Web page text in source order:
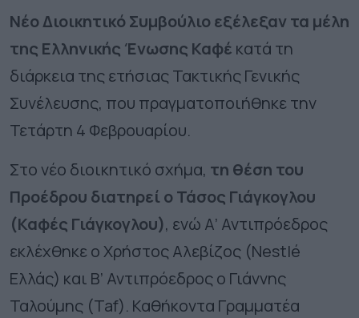
Νέο Διοικητικό Συμβούλιο εξέλεξαν τα μέλη
της Ελληνικής Ένωσης Καφέ κατά τη
διάρκεια της ετήσιας Τακτικής Γενικής
Συνέλευσης, που πραγματοποιήθηκε την
Τετάρτη 4 Φεβρουαρίου.
Στο νέο διοικητικό σχήμα, τη θέση του
Προέδρου διατηρεί ο Τάσος Γιάγκογλου
(Καφές Γιάγκογλου), ενώ Α’ Αντιπρόεδρος
εκλέχθηκε ο Χρήστος Αλεβίζος (Nestlé
Ελλάς) και Β’ Αντιπρόεδρος ο Γιάννης
Ταλούμης (Taf). Καθήκοντα Γραμματέα